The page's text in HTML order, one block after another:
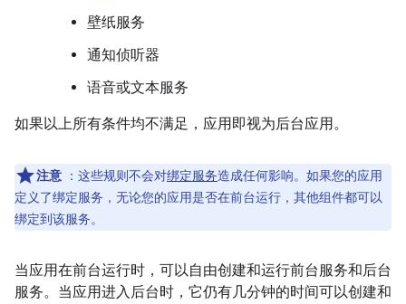
壁纸服务
通知侦听器
语音或文本服务
如果以上所有条件均不满足，应用即视为后台应用。
注意 ：这些规则不会对绑定服务造成任何影响。如果您的应用
定义了绑定服务，无论您的应用是否在前台运行，其他组件都可以
绑定到该服务。
当应用在前台运行时，可以自由创建和运行前台服务和后台
服务。当应用进入后台时，它仍有几分钟的时间可以创建和